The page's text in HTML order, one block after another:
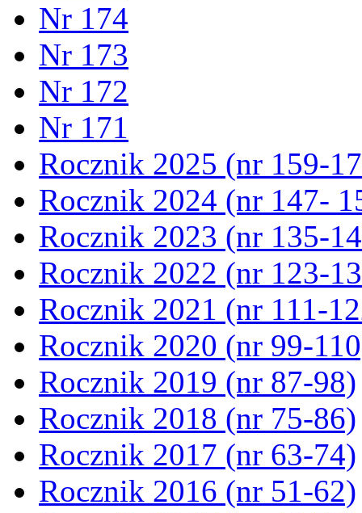
Nr 174
Nr 173
Nr 172
Nr 171
Rocznik 2025 (nr 159-
Rocznik 2024 (nr 147-
Rocznik 2023 (nr 135-
Rocznik 2022 (nr 123-
Rocznik 2021 (nr 111-
Rocznik 2020 (nr 99-
Rocznik 2019 (nr 87-98)
Rocznik 2018 (nr 75-86)
Rocznik 2017 (nr 63-74)
Rocznik 2016 (nr 51-62)